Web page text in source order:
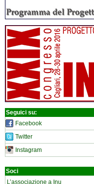
Seguici su:
Facebook
Twitter
Instagram
Soci
L’associazione a Inu